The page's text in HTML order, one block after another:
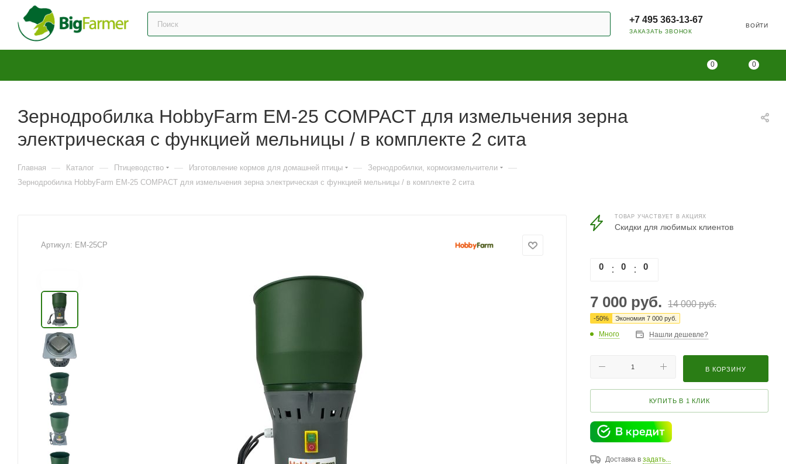
+7 495 363-13-67
ЗАКАЗАТЬ ЗВОНОК
ВОЙТИ
0 0
Зернодробилка HobbyFarm EM-25 COMPACT для измельчения зерна
электрическая с функцией мельницы / в комплекте 2 сита
Главная — Каталог — Птицеводство — Изготовление кормов для домашней птицы — Зернодробилки, кормоизмельчители —
Зернодробилка HobbyFarm EM-25 COMPACT для измельчения зерна электрическая с функцией мельницы / в комплекте 2 сита
Артикул: EM-25CP
ТОВАР УЧАСТВУЕТ В АКЦИЯХ
Скидки для любимых клиентов
0 0 0
7 000 руб. 14 000руб.
-50% Экономия 7 000 руб.
Много Нашли дешевле?
В КОРЗИНУ
КУПИТЬ В 1 КЛИК
Доставка в задать...